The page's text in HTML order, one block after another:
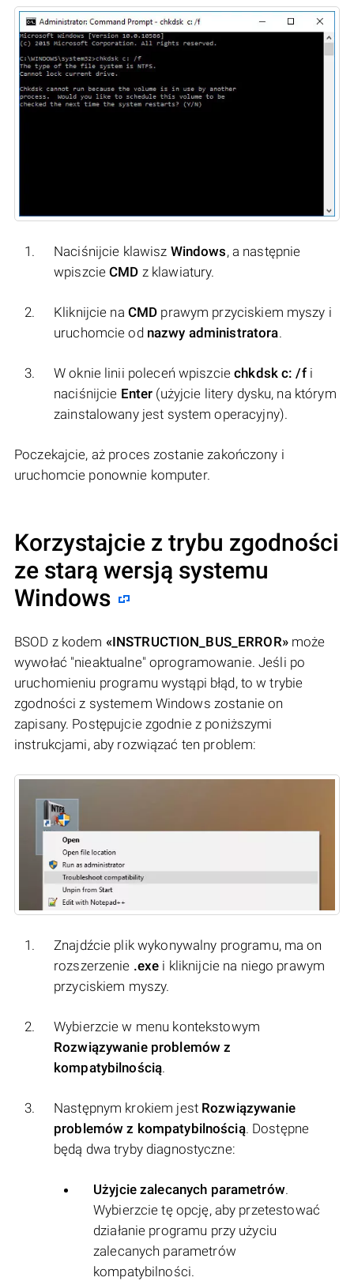
Naciśnijcie klawisz Windows, a następnie
wpiszcieCMD z klawiatury.
Kliknijcie na CMD prawym przyciskiem myszy i
uruchomcie od nazwy administratora.
W oknie linii poleceń wpiszciechkdsk c: /fi
naciśnijcie Enter (użyjcie litery dysku, na którym
zainstalowany jest system operacyjny).
Poczekajcie, aż proces zostanie zakończony i
uruchomcie ponownie komputer.
Korzystajcie z trybu zgodności
ze starą wersją systemu
Windows
BSOD z kodem «INSTRUCTION_BUS_ERROR»może
wywołać "nieaktualne" oprogramowanie. Jeśli po
uruchomieniu programu wystąpi błąd, to w trybie
zgodności z systemem Windows zostanie on
zapisany. Postępujcie zgodnie z poniższymi
instrukcjami, aby rozwiązać ten problem:
Znajdźcie plik wykonywalny programu, ma on
rozszerzenie .exe i kliknijcie na niego prawym
przyciskiem myszy.
Wybierzcie w menu kontekstowym
Rozwiązywanie problemów z
kompatybilnością.
Następnym krokiem jest Rozwiązywanie
problemów z kompatybilnością. Dostępne
będą dwa tryby diagnostyczne:
Użyjcie zalecanych parametrów.
Wybierzcie tę opcję, aby przetestować
działanie programu przy użyciu
zalecanych parametrów
kompatybilności.